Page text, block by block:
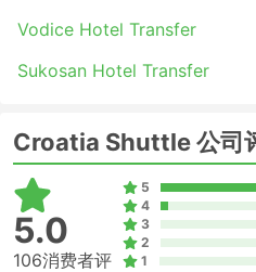
Croatia Shuttle的车队包括大
必要查看运营商提供的所有类
的伸腿空间以及存放更多的行
好的折扣，可以让旅客享受更
出租车旅行的优点和
出租车旅行的优点
Vodice Hotel Transfer
Sukosan Hotel Transfer
Croatia Shuttle 公司
5.0
106消费者评
5
4
3
2
1